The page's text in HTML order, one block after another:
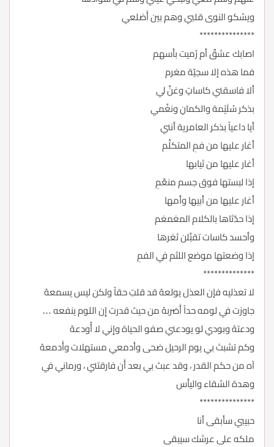
ويشكو النوى قلبي وهم بين أَضلعي
***************
اصابك عشقٌ أم رُميت بأسهم
فما هذه إلا سجيّة مغرم
ألا فاسقني كاساتٍ وغنِّ لي
بذكر سُلَيْمة والكمانِ ونغّمي
أيا داعياً بذكر العامرية أنني
أغار عليها من فمِ المتكلِّم
أغار عليها من ثيابها
إذا لبستها فوق جسم منعَّمِ
أغار عليها من أبيها وأمها
إذا حدّثاها بالكلام المغمغم
وأحسد كاسات تقبِّلن ثغرها
إذا وضعتها موضع اللثم في الفمِ
**************
لا تعذليه فإن العذل يولعهُ قد قلتِ حقاً ولكن ليس يسمعهُ
جاوزت في لومه حداً أَضربهُ من حيث قدرت إِن اللوم ينفعه …
ودعتهُ وبودي لو يودعني صفو الحياة وإِني لا أُودعهُ
وكم تشبث بي يوم الرحيل ضحى وأدمعي مستهلات وأَدمعهُ
آه من حكم القدر ، وقد عبث بي بعد أَن فارقتني ، ورماني في
وهدة الشقاء واليأس
***************
حبيبي سأبقى أنا
ملكه على عرشك سيبقى